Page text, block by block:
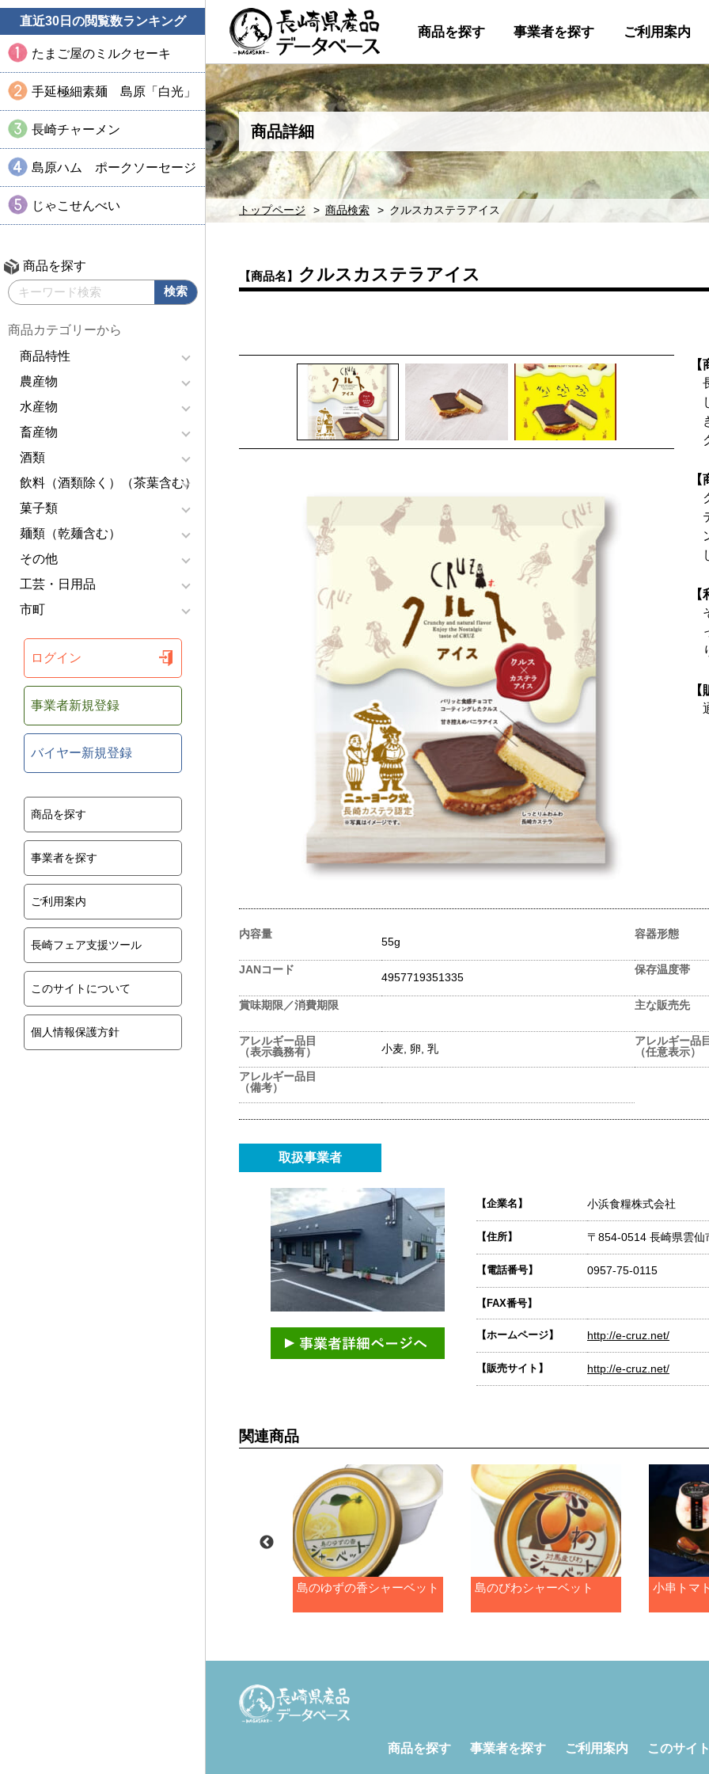
直近30日の閲覧数ランキング
たまご屋のミルクセーキ
手延極細素麺 島原「白光」
長崎チャーメン
島原ハム ポークソーセージ
じゃこせんべい
商品を探す
商品カテゴリーから
商品特性
農産物
水産物
畜産物
酒類
飲料（酒類除く）（茶葉含む）
菓子類
麺類（乾麺含む）
その他
工芸・日用品
市町
ログイン
事業者新規登録
バイヤー新規登録
商品を探す
事業者を探す
ご利用案内
長崎フェア支援ツール
このサイトについて
個人情報保護方針
商品を探す 事業者を探す ご利用案内
商品詳細
トップページ 商品検索 クルスカステラアイス
【商品名】 クルスカステラアイス
内容量
55g
容器形態
JANコード
4957719351335
保存温度帯
賞味期限／消費期限 主な販売先
アレルギー品目
（表示義務有）
小麦, 卵, 乳
アレルギー品目
（任意表示）
アレルギー品目
（備考）
取扱事業者
【企業名】 小浜食糧株式会社
【住所】 〒854-0514 長崎県雲
【電話番号】 0957-75-0115
【FAX番号】
【ホームページ】 http://e-cruz.net/
【販売サイト】 http://e-cruz.net/
関連商品
島のゆずの香シャーベット 島のびわシャーベット 小串トマ
商品を探す 事業者を探す ご利用案内 このサイ